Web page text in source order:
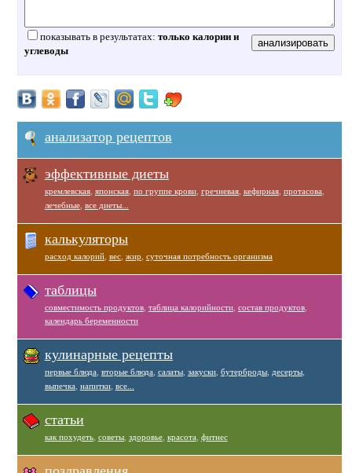
показывать в результатах: только калории и
углеводы
анализатор рецептов
эффективные диеты
кремлевская, японская, по группе крови, гречневая, кефирная, протасова
лечебные, все диеты...
калькуляторы
расход калорий, вес, жир суточная потребность организма
таблицы
совместимость продуктов, таблица калорийности, состав продуктов,
календарь беременности
кулинарные рецепты
первые блюда вторые блюда салаты, закуски, бутерброды, десерты,
выпечка напитки, все...
статьи
как похудеть, советы, здоровье, красота фитнес